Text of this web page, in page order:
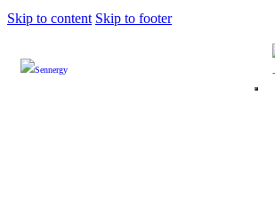
Skip to content Skip to footer